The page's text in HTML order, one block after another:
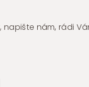
napište nám, rádi